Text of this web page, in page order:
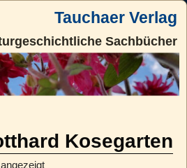
Tauchaer Verlag
Sachbücher
Kosegarten